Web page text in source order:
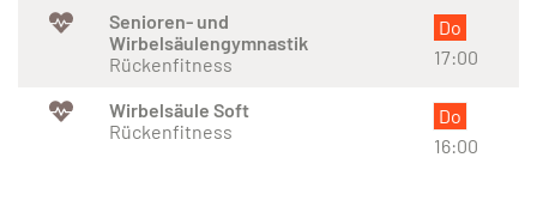
Senioren- und
Wirbelsäulengymnastik
Rückenfitness
Do
17:00
Wirbelsäule Soft
Rückenfitness
Do
16:00